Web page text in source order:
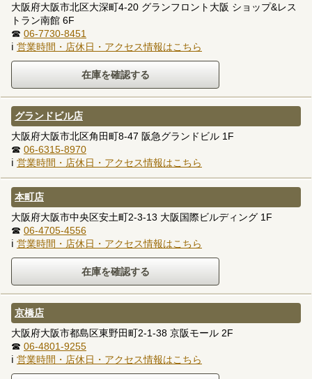
大阪府大阪市北区大深町4-20 グランフロント大阪 ショップ&レス
トラン南館 6F
☎ 06-7730-8451
ℹ 営業時間・店休日・アクセス情報はこちら
グランドビル店
大阪府大阪市北区角田町8-47 阪急グランドビル 1F
☎ 06-6315-8970
ℹ 営業時間・店休日・アクセス情報はこちら
本町店
大阪府大阪市中央区安土町2-3-13 大阪国際ビルディング 1F
☎ 06-4705-4556
ℹ 営業時間・店休日・アクセス情報はこちら
京橋店
大阪府大阪市都島区東野田町2-1-38 京阪モール 2F
☎ 06-4801-9255
ℹ 営業時間・店休日・アクセス情報はこちら